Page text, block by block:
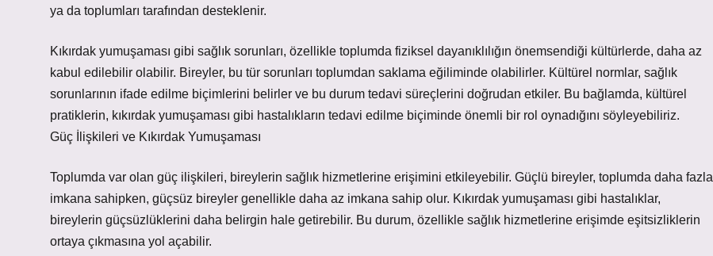
ya da toplumları tarafından desteklenir.
Kıkırdak yumuşaması gibi sağlık sorunları, özellikle toplumda fiziksel dayanıklılığın önemsendiği kültürlerde, daha az
kabul edilebilir olabilir. Bireyler, bu tür sorunları toplumdan saklama eğiliminde olabilirler. Kültürel normlar, sağlık
sorunlarının ifade edilme biçimlerini belirler ve bu durum tedavi süreçlerini doğrudan etkiler. Bu bağlamda, kültürel
pratiklerin, kıkırdak yumuşaması gibi hastalıkların tedavi edilme biçiminde önemli bir rol oynadığını söyleyebiliriz.
Güç İlişkileri ve Kıkırdak Yumuşaması
Toplumda var olan güç ilişkileri, bireylerin sağlık hizmetlerine erişimini etkileyebilir. Güçlü bireyler, toplumda daha fazla
imkana sahipken, güçsüz bireyler genellikle daha az imkana sahip olur. Kıkırdak yumuşaması gibi hastalıklar,
bireylerin güçsüzlüklerini daha belirgin hale getirebilir. Bu durum, özellikle sağlık hizmetlerine erişimde eşitsizliklerin
ortaya çıkmasına yol açabilir.